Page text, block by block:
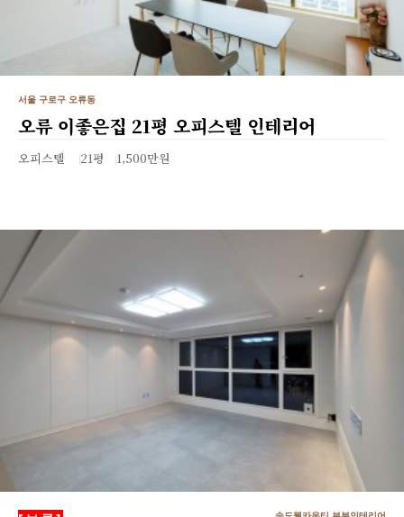
서울 구로구 오류동
오류 이좋은집 21평 오피스텔 인테리어
오피스텔 21평 1,500만원